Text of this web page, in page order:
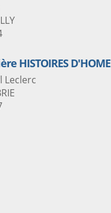
HISTOIRES D'HOME
Leclerc